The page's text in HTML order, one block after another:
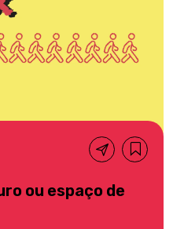
ou espaço de